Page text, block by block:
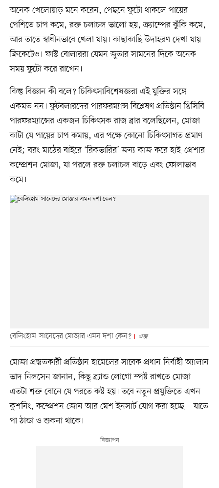
অনেক খেলোয়াড় মনে করেন, পেছনে ফুটো থাকলে পায়ের
পেশিতে চাপ কমে, রক্ত চলাচল ভালো হয়, ক্র্যাম্পের ঝুঁকি কমে,
আর তাতে স্বাধীনভাবে খেলা যায়। কাছাকাছি উদাহরণ দেখা যায়
ক্রিকেটেও। ফাস্ট বোলাররা যেমন জুতার সামনের দিকে অনেক
সময় ফুটো করে রাখেন।
কিন্তু বিজ্ঞান কী বলে? চিকিৎসাবিশেষজ্ঞরা এই যুক্তির সঙ্গে
একমত নন। ফুটবলারদের পারফরম্যান্স বিশ্লেষণ প্রতিষ্ঠান থ্রিসিবি
পারফরম্যান্সের একজন চিকিৎসক রাজ ব্রার বলেছিলেন, মোজা
কাটা যে পায়ের চাপ কমায়, এর পক্ষে কোনো চিকিৎসাগত প্রমাণ
নেই; বরং মাঠের বাইরে ‘রিকভারির’ জন্য কাজ করে হাই-প্রেশার
কম্প্রেশন মোজা, যা পরলে রক্ত চলাচল বাড়ে এবং ফোলাভাব
কমে।
বেলিংহাম-সানেদের মোজার এমন দশা কেন? এক্স
মোজা প্রস্তুতকারী প্রতিষ্ঠান হামেলের সাবেক প্রধান নির্বাহী অ্যালান
ভাদ নিলসেন জানান, কিছু ব্র্যান্ড লোগো স্পষ্ট রাখতে মোজা
এতটা শক্ত বোনে যে পরতে কষ্ট হয়। তবে নতুন প্রযুক্তিতে এখন
কুশনিং, কম্প্রেশন জোন আর মেশ ইনসার্ট যোগ করা হচ্ছে—যাতে
পা ঠান্ডা ও শুকনা থাকে।